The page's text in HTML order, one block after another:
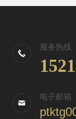
服务热线
电子邮箱